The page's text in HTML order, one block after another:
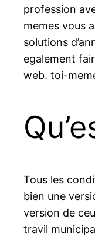
profession
memes vous
solutions
egalement
web. toi-
Tous les
bien une
version de
travil